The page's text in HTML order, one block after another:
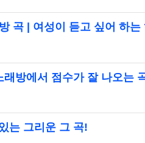
곡 | 여성이 듣고 싶어 하는
래방에서 점수가 잘 나오는
는 그리운 그 곡!